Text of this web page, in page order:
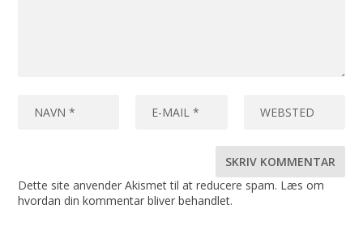
Dette site anvender Akismet til at reducere spam. Læs om
hvordan din kommentar bliver behandlet.